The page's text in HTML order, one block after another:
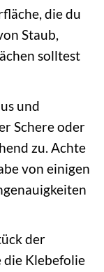
die du
Staub,
solltest
und
Schere oder
zu. Achte
von einigen
der
die Klebefolie